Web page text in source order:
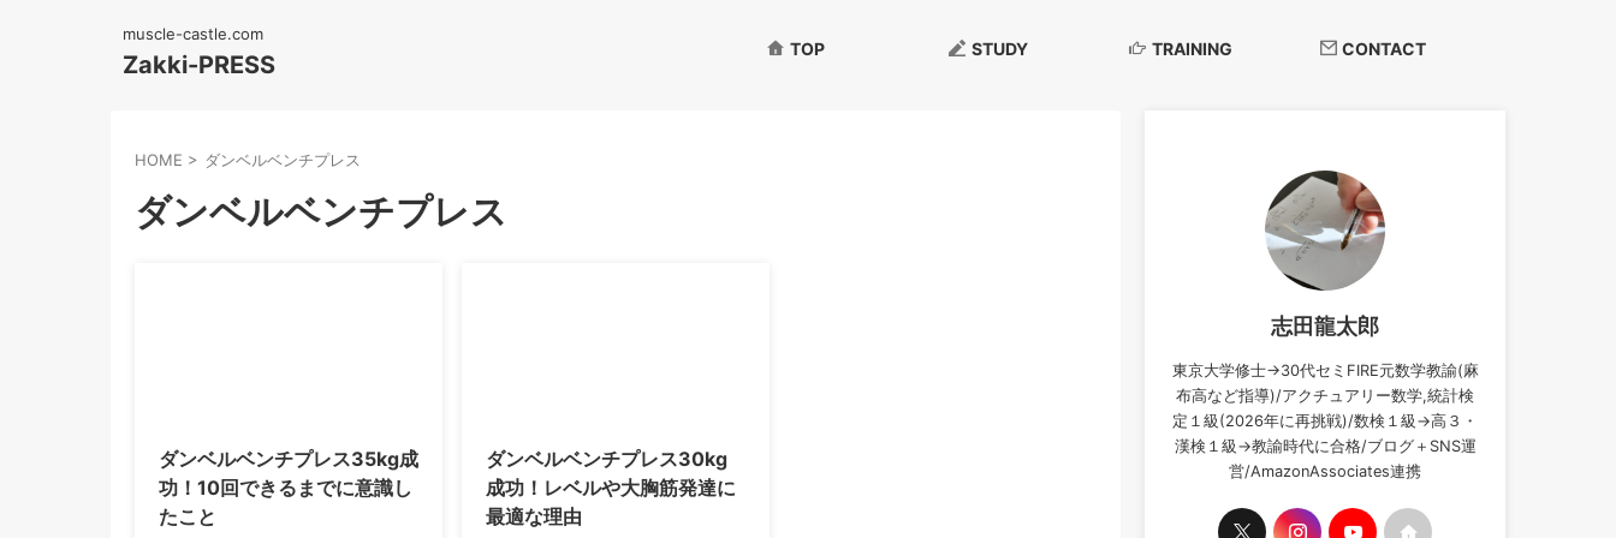
muscle-castle.com
Zakki-PRESS
TOP STUDY TRAINING CONTACT
HOME > ダンベルベンチプレス
ダンベルベンチプレス
ダンベルベンチプレス35kg成
功！10回できるまでに意識し
たこと
ダンベルベンチプレス30kg
成功！レベルや大胸筋発達に
最適な理由
志田龍太郎
東京大学修士→30代セミFIRE元数学教諭(麻
布高など指導)/アクチュアリー数学,統計検
定１級(2026年に再挑戦)/数検１級→高３・
漢検１級→教諭時代に合格/ブログ＋SNS運
営/AmazonAssociates連携